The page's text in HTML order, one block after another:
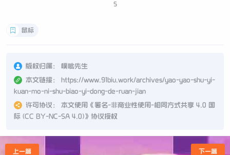
5
鼠标
版权归属：
噗呲先生
本文链接：
https://www.91biu.work/archives/yao-yao-shu-yi-
kuan-mo-ni-shu-biao-yi-dong-de-ruan-jian
许可协议：
本文使用《署名-非商业性使用-相同方式共享 4.0 国
际 (CC BY-NC-SA 4.0)》协议授权
上一篇 下一篇